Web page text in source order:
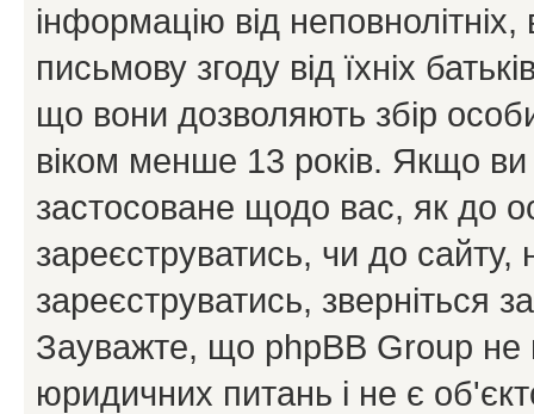
інформацію від
письмову згоду від їхніх
що вони дозволяють збір
віком менше 13 років. Якщо
застосоване щодо вас, як до
зареєструватись, чи до
зареєструватись, зверніться
Зауважте, що phpBB Group не
юридичних питань і не є